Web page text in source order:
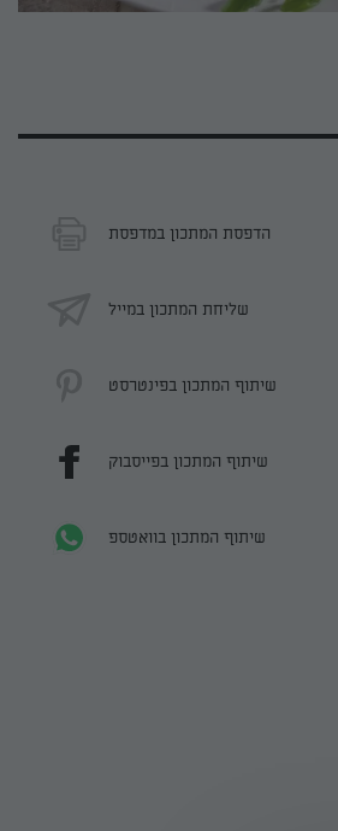
הדפסת המתכון במדפסת
שליחת המתכון במייל
שיתוף המתכון בפינטרסט
שיתוף המתכון בפייסבוק
שיתוף המתכון בוואטספ